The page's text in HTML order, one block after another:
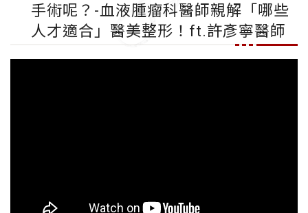
手術呢？-血液腫瘤科醫師親解「哪些
人才適合」醫美整形！ft.許彥寧醫師